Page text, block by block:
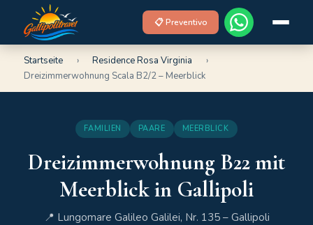
📋 Preventivo
Startseite › Residence Rosa Virginia
›
Dreizimmerwohnung Scala B2/2 – Meerblick
FAMILIEN PAARE MEERBLICK
Dreizimmerwohnung B22 mit
Meerblick in Gallipoli
📍 Lungomare Galileo Galilei, Nr. 135 – Gallipoli